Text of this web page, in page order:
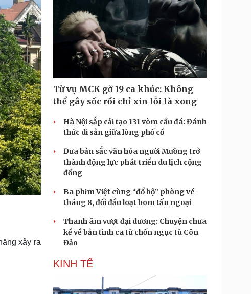
xảy ra
Từ vụ MCK gỡ 19 ca khúc: Không
thể gây sốc rồi chỉ xin lỗi là xong
Hà Nội sắp cải tạo 131 vòm cầu đá: Đánh
thức di sản giữa lòng phố cổ
Đưa bản sắc văn hóa người Mường trở
thành động lực phát triển du lịch cộng
đồng
Ba phim Việt cùng “đổ bộ” phòng vé
tháng 8, đối đầu loạt bom tấn ngoại
Thanh âm vượt đại dương: Chuyện chưa
kể về bản tình ca từ chốn ngục tù Côn
Đảo
KINH TẾ